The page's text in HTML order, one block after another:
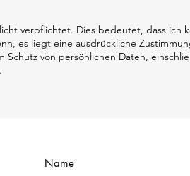
verpflichtet. Dies bedeutet, dass ich
es liegt eine ausdrückliche
Schutz von persönlichen Daten,